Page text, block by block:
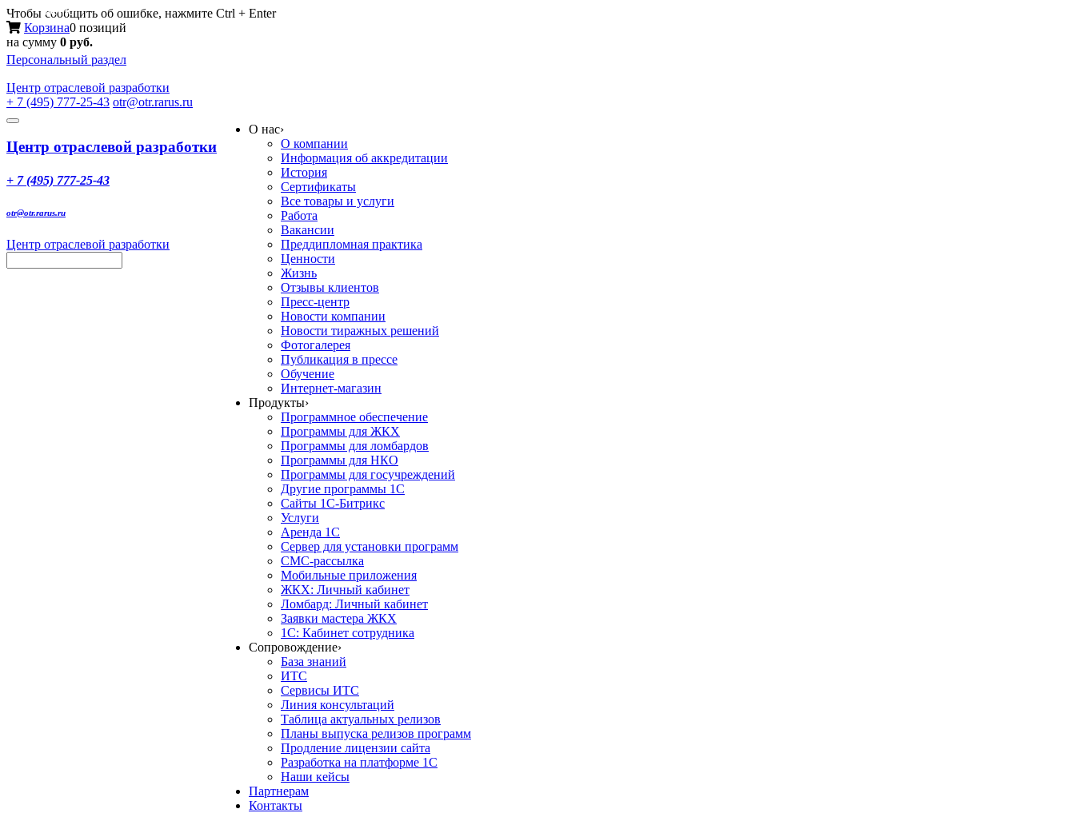
Чтобы сообщить об ошибке, нажмите Ctrl + Enter
Корзина0 позиций
на сумму 0 руб.
Персональный раздел
Центр отраслевой разработки
+ 7 (495) 777-25-43 otr@otr.rarus.ru
Toggle
Меню
Центр отраслевой разработки
+ 7 (495) 777-25-43
otr@otr.rarus.ru
Центр отраслевой разработки
О нас›
О компании
Информация об аккредитации
История
Сертификаты
Все товары и услуги
Работа
Вакансии
Преддипломная практика
Ценности
Жизнь
Отзывы клиентов
Пресс-центр
Новости компании
Новости тиражных решений
Фотогалерея
Публикация в прессе
Обучение
Интернет-магазин
Продукты›
Программное обеспечение
Программы для ЖКХ
Программы для ломбардов
Программы для НКО
Программы для госучреждений
Другие программы 1С
Сайты 1С-Битрикс
Услуги
Аренда 1С
Сервер для установки программ
СМС-рассылка
Мобильные приложения
ЖКХ: Личный кабинет
Ломбард: Личный кабинет
Заявки мастера ЖКХ
1С: Кабинет сотрудника
Сопровождение›
База знаний
ИТС
Сервисы ИТС
Линия консультаций
Таблица актуальных релизов
Планы выпуска релизов программ
Продление лицензии сайта
Разработка на платформе 1С
Наши кейсы
Партнерам
Контакты